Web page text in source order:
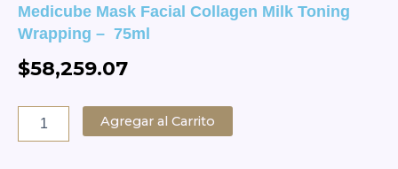
Medicube Mask Facial Collagen Milk Toning
Wrapping – 75ml
$58,259.07
Medicube
Mask
Agregar al Carrito